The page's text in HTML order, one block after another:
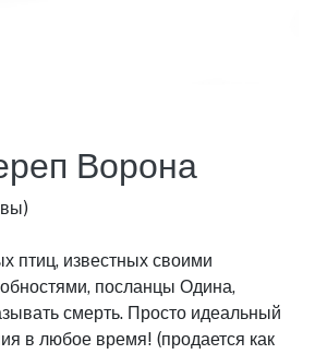
Ворона
птиц, известных своими
посланцы Одина,
смерть. Просто идеальный
в любое время! (продается как